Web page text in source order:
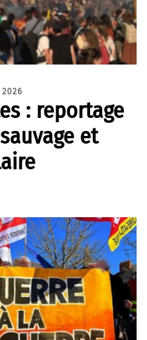
2026
: reportage
et